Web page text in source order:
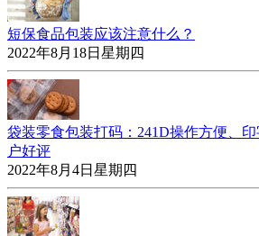
短保食品包装应该注意什么？
2022年8月18日星期四
袋装零食包装打码：241D操作方便、
户好评
2022年8月4日星期四